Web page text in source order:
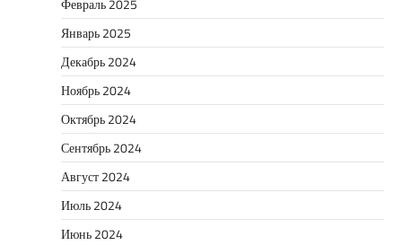
Февраль 2025
Январь 2025
Декабрь 2024
Ноябрь 2024
Октябрь 2024
Сентябрь 2024
Август 2024
Июль 2024
Июнь 2024